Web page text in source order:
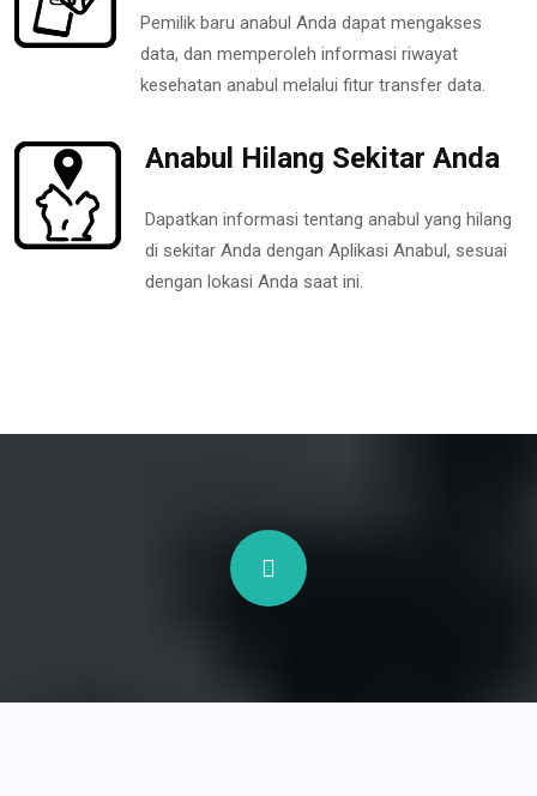
Pemilik baru anabul Anda dapat mengakses
data, dan memperoleh informasi riwayat
kesehatan anabul melalui fitur transfer data.
Anabul Hilang Sekitar Anda
Dapatkan informasi tentang anabul yang hilang
di sekitar Anda dengan Aplikasi Anabul, sesuai
dengan lokasi Anda saat ini.